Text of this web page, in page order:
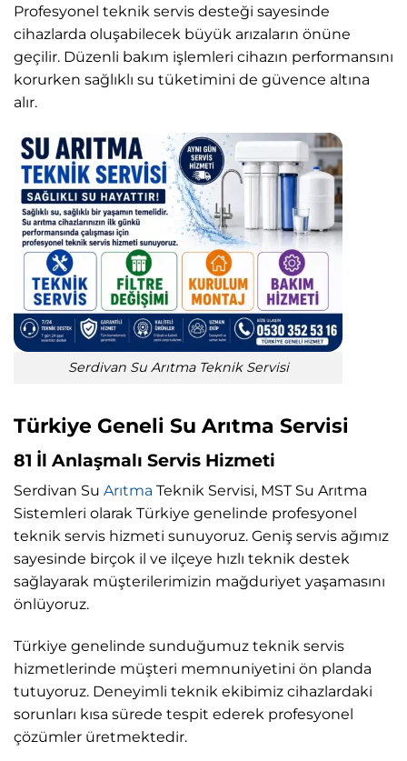
Profesyonel teknik servis desteği sayesinde
cihazlarda oluşabilecek büyük arızaların önüne
geçilir. Düzenli bakım işlemleri cihazın performansını
korurken sağlıklı su tüketimini de güvence altına
alır.
Serdivan Su Arıtma Teknik Servisi
Türkiye Geneli Su Arıtma Servisi
81 İl Anlaşmalı Servis Hizmeti
Serdivan Su Arıtma Teknik Servisi, MST Su Arıtma
Sistemleri olarak Türkiye genelinde profesyonel
teknik servis hizmeti sunuyoruz. Geniş servis ağımız
sayesinde birçok il ve ilçeye hızlı teknik destek
sağlayarak müşterilerimizin mağduriyet yaşamasını
önlüyoruz.
Türkiye genelinde sunduğumuz teknik servis
hizmetlerinde müşteri memnuniyetini ön planda
tutuyoruz. Deneyimli teknik ekibimiz cihazlardaki
sorunları kısa sürede tespit ederek profesyonel
çözümler üretmektedir.